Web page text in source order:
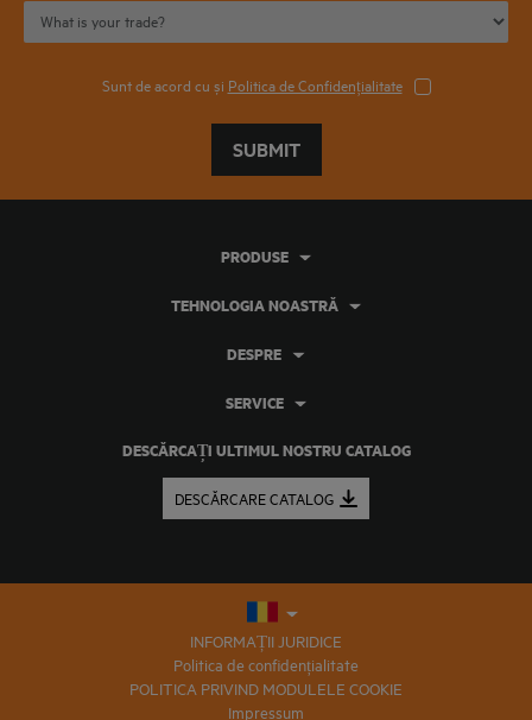
Sunt de acord cu și Politica de Confidențialitate
SUBMIT
DESCĂRCAȚI ULTIMUL NOSTRU CATALOG
DESCĂRCARE CATALOG
PRODUSE
TEHNOLOGIA NOASTRĂ
DESPRE
SERVICE
INFORMAȚII JURIDICE
Politica de confidențialitate
POLITICA PRIVIND MODULELE COOKIE
Impressum